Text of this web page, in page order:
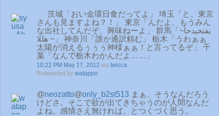
茨城「おい金環日食だってよ」 埼玉「と、東京
さんも見ますよね？！」 東京「んだよ、もうみん
な出社してんだぞ、興味ねーよ」 群馬「يفتخيدحأ~
~ هللا」 神奈川「誰か通訳頼む」 栃木「うわぁぁ
太陽が消えるぅぅぅ神様ぁぁ！と言ってるぞ」 千
葉「なんで栃木わかんだよ……」
10:22 PM May 17, 2012 via twicca
Retweeted by watappo
@neozatto@only_b2st513 まぁ、そうなんだろう
けどさ。そこで欲が出てきちゃうのが人間なんだ
よね。感情さえ無ければ、とつくづく思う。